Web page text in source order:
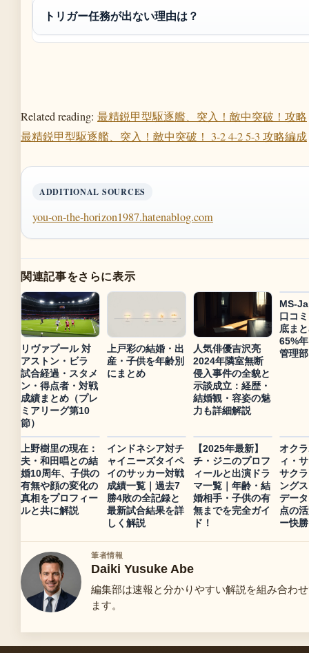
トリガー任務が出ない理由は？
Related reading: 最精鋭甲型駆逐艦、突入！敵中突破！攻略
最精鋭甲型駆逐艦、突入！敵中突破！ 3-2 4-2 5-3 攻略編成
ADDITIONAL SOURCES
you-on-the-horizon1987.hatenablog.com
関連記事をさらに表示
リヴァプール 対
アストン・ビラ
試合経過・スタメ
ン・得点者・対戦
成績まとめ（プレ
ミアリーグ第10
節）
上戸彩の結婚・出
産・子供を年齢別
にまとめ
人気俳優吉沢亮
2024年隣室無断
侵入事件の全貌と
示談成立：経歴・
結婚観・容姿の魅
力も詳細解説
MS-
口コ
底ま
65%
管理
上野樹里の現在：
夫・和田唱との結
婚10周年、子供の
有無や顔の変化の
真相をプロフィー
ルと共に解説
インドネシア対チ
ャイニーズタイペ
イのサッカー対戦
成績一覧｜過去7
勝4敗の全記録と
最新試合結果を詳
しく解説
【2025年最新】
チ・ジニのプロフ
ィールと出演ドラ
マ一覧｜年齢・結
婚相手・子供の有
無までを完全ガイ
ド！
オク
ィ・
サク
ング
デー
点の
ー快勝
筆者情報
Daiki Yusuke Abe
編集部は速報と分かりやすい解説を組み合わ
ます。